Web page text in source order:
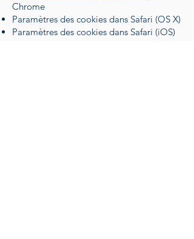
Chrome
Paramètres des cookies dans Safari (OS X)
Paramètres des cookies dans Safari (iOS)